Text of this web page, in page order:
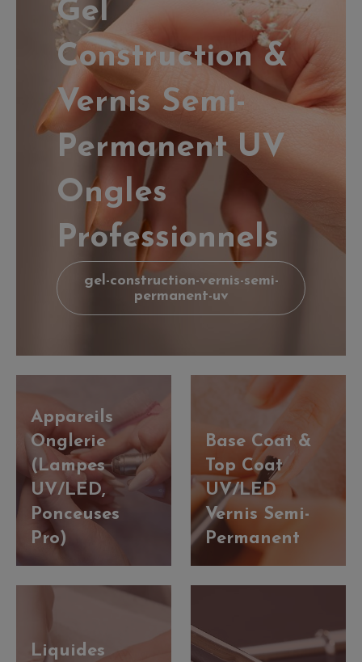
Gel
Construction &
Vernis Semi-
Permanent UV
Ongles
Professionnels
gel-construction-vernis-semi-
permanent-uv
Appareils
Onglerie
(Lampes
UV/LED,
Ponceuses
Pro)
Base Coat &
Top Coat
UV/LED
Vernis Semi-
Permanent
Liquides